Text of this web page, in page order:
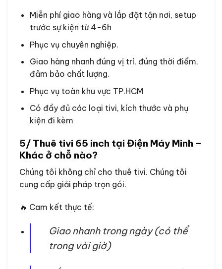
Miễn phí giao hàng và lắp đặt tận nơi, setup
trước sự kiện từ 4-6h
Phục vụ chuyên nghiệp.
Giao hàng nhanh đúng vị trí, đúng thời điểm,
đảm bảo chất lượng.
Phục vụ toàn khu vực TP.HCM
Có đầy đủ các loại tivi, kích thước và phụ
kiện đi kèm
5/ Thuê tivi 65 inch tại Điện Máy Minh –
Khác ở chỗ nào?
Chúng tôi không chỉ cho thuê tivi. Chúng tôi
cung cấp giải pháp trọn gói.
🔥 Cam kết thực tế:
Giao nhanh trong ngày (có thể
trong vài giờ)